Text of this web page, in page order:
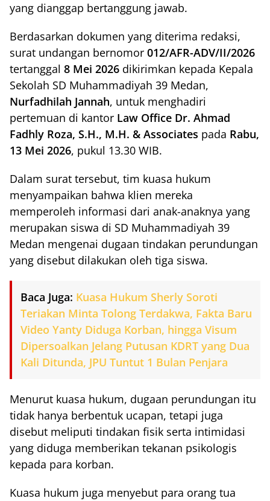
yang dianggap bertanggung jawab.
Berdasarkan dokumen yang diterima redaksi,
surat undangan bernomor 012/AFR-ADV/II/2026
tertanggal 8 Mei 2026 dikirimkan kepada Kepala
Sekolah SD Muhammadiyah 39 Medan,
Nurfadhilah Jannah, untuk menghadiri
pertemuan di kantor Law Office Dr. Ahmad
Fadhly Roza, S.H., M.H. & Associates pada Rabu,
13 Mei 2026, pukul 13.30 WIB.
Dalam surat tersebut, tim kuasa hukum
menyampaikan bahwa klien mereka
memperoleh informasi dari anak-anaknya yang
merupakan siswa di SD Muhammadiyah 39
Medan mengenai dugaan tindakan perundungan
yang disebut dilakukan oleh tiga siswa.
Baca Juga: Kuasa Hukum Sherly Soroti
Teriakan Minta Tolong Terdakwa, Fakta Baru
Video Yanty Diduga Korban, hingga Visum
Dipersoalkan Jelang Putusan KDRT yang Dua
Kali Ditunda, JPU Tuntut 1 Bulan Penjara
Menurut kuasa hukum, dugaan perundungan itu
tidak hanya berbentuk ucapan, tetapi juga
disebut meliputi tindakan fisik serta intimidasi
yang diduga memberikan tekanan psikologis
kepada para korban.
Kuasa hukum juga menyebut para orang tua